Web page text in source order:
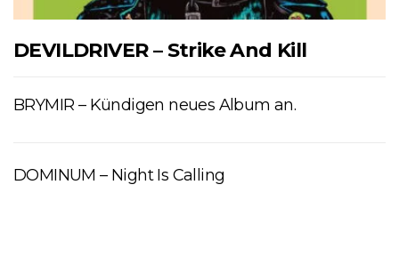
DEVILDRIVER – Strike And Kill
BRYMIR – Kündigen neues Album an.
DOMINUM – Night Is Calling